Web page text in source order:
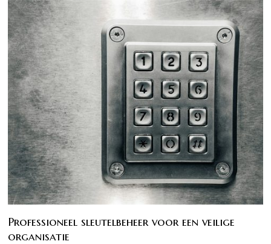
Professioneel sleutelbeheer voor een veilige
organisatie